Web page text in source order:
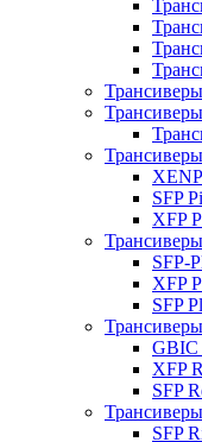
SFP
XFP
SFP-
XFP
SFP
GBIC
XFP
SFP
SFP